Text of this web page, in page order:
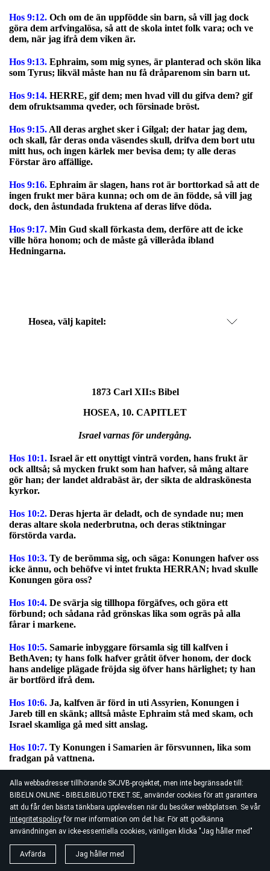
Alla webbadresser tillhörande SKJVB-projektet, men inte begränsade till:
BIBELN.ONLINE - BIBELBIBLIOTEKET.SE, använder cookies för att garantera
att du får den bästa tänkbara upplevelsen när du besöker webbplatsen. Se vår
integritetspolicyför mer information om det här. För att godkänna
användningen av icke-essentiella cookies, vänligen klicka "Jag håller med"
Avfärda Jag håller med
Hos 9:12. Och om de än uppfödde sin barn, så vill jag dock
göra dem arfvingalösa, så att de skola intet folk vara; och ve
dem, när jag ifrå dem viken är.
Hos 9:13. Ephraim, som mig synes, är planterad och skön lika
som Tyrus; likväl måste han nu få dråparenom sin barn ut.
Hos 9:14. HERRE, gif dem; men hvad vill du gifva dem? gif
dem ofruktsamma qveder, och försinade bröst.
Hos 9:15. All deras arghet sker i Gilgal; der hatar jag dem,
och skall, får deras onda väsendes skull, drifva dem bort utu
mitt hus, och ingen kärlek mer bevisa dem; ty alle deras
Förstar äro affällige.
Hos 9:16. Ephraim är slagen, hans rot är borttorkad så att de
ingen frukt mer bära kunna; och om de än födde, så vill jag
dock, den åstundada fruktena af deras lifve döda.
Hos 9:17. Min Gud skall förkasta dem, derföre att de icke
ville höra honom; och de måste gå villeråda ibland
Hedningarna.
Hosea, välj kapitel:
1873 Carl XII:s Bibel
HOSEA, 10. CAPITLET
Israel varnas för undergång.
Hos 10:1. Israel är ett onyttigt vinträ vorden, hans frukt är
ock alltså; så mycken frukt som han hafver, så mång altare
gör han; der landet aldrabäst är, der sikta de aldraskönesta
kyrkor.
Hos 10:2. Deras hjerta är deladt, och de syndade nu; men
deras altare skola nederbrutna, och deras stiktningar
förstörda varda.
Hos 10:3. Ty de berömma sig, och säga: Konungen hafver oss
icke ännu, och behöfve vi intet frukta HERRAN; hvad skulle
Konungen göra oss?
Hos 10:4. De svärja sig tillhopa förgäfves, och göra ett
förbund; och sådana råd grönskas lika som ogräs på alla
fårar i markene.
Hos 10:5. Samarie inbyggare församla sig till kalfven i
BethAven; ty hans folk hafver gråtit öfver honom, der dock
hans andelige plägade fröjda sig öfver hans härlighet; ty han
är bortförd ifrå dem.
Hos 10:6. Ja, kalfven är förd in uti Assyrien, Konungen i
Jareb till en skänk; alltså måste Ephraim stå med skam, och
Israel skamliga gå med sitt anslag.
Hos 10:7. Ty Konungen i Samarien är försvunnen, lika som
fradgan på vattnena.
Hos 10:8.De höjder i Aven, der Israel med syndade, äro
förlagde; tistel och törne växer på deras altare, och de skola
säga: I berg, förskyler oss, och I backar, faller öfver oss.
Hos 10:9.Israel, du hafver syndat allt ifrå Gibea tid; dervid
hafva de ock blifvit; men en sådana strid, som emot de onda
menniskor i Gibea skedde, den skall intet fatta dem;